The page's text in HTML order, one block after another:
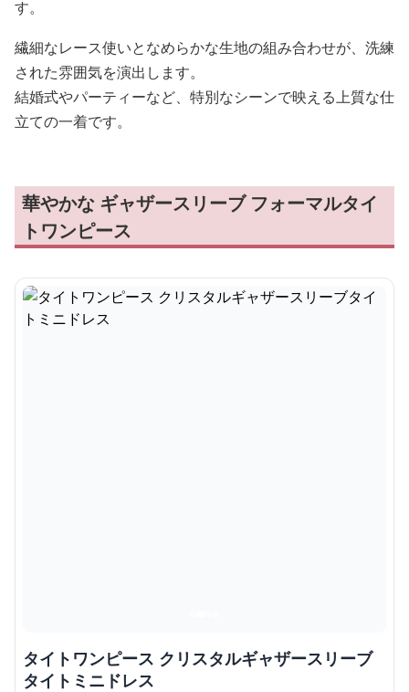
す。
繊細なレース使いとなめらかな生地の組み合わせが、洗練
された雰囲気を演出します。
結婚式やパーティーなど、特別なシーンで映える上質な仕
立ての一着です。
華やかな ギャザースリーブ フォーマルタイ
トワンピース
タイトワンピース クリスタルギャザースリーブ
タイトミニドレス